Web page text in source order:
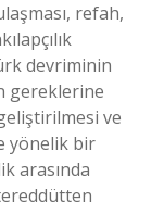
refah,
devriminin
gereklerine
ve
yönelik bir
arasında